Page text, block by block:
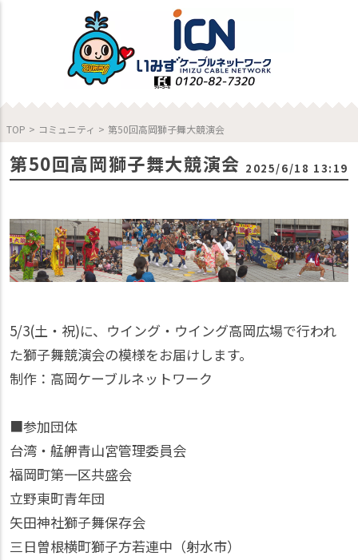
TOP > コミュニティ > 第50回高岡獅子舞大競演会
第50回高岡獅子舞大競演会 2025/6/18 13:19
5/3(土・祝)に、ウイング・ウイング高岡広場で行われ
た獅子舞競演会の模様をお届けします。
制作：高岡ケーブルネットワーク
■参加団体
台湾・艋舺青山宮管理委員会
福岡町第一区共盛会
立野東町青年団
矢田神社獅子舞保存会
三日曽根横町獅子方若連中（射水市）